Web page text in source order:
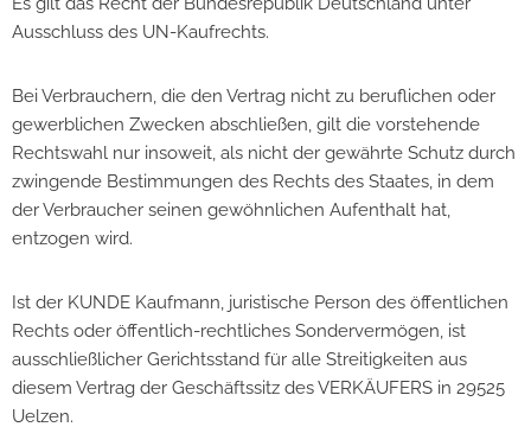
Ausschluss des UN-Kaufrechts.
Bei Verbrauchern, die den Vertrag nicht zu beruflichen oder
gewerblichen Zwecken abschließen, gilt die vorstehende
Rechtswahl nur insoweit, als nicht der gewährte Schutz durch
zwingende Bestimmungen des Rechts des Staates, in dem
der Verbraucher seinen gewöhnlichen Aufenthalt hat,
entzogen wird.
Ist der KUNDE Kaufmann, juristische Person des öffentlichen
Rechts oder öffentlich-rechtliches Sondervermögen, ist
ausschließlicher Gerichtsstand für alle Streitigkeiten aus
diesem Vertrag der Geschäftssitz des VERKÄUFERS in 29525
Uelzen.